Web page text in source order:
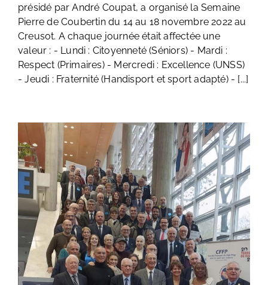
présidé par André Coupat, a organisé la Semaine
Pierre de Coubertin du 14 au 18 novembre 2022 au
Creusot. A chaque journée était affectée une
valeur : - Lundi : Citoyenneté (Séniors) - Mardi :
Respect (Primaires) - Mercredi : Excellence (UNSS)
- Jeudi : Fraternité (Handisport et sport adapté) - [...]